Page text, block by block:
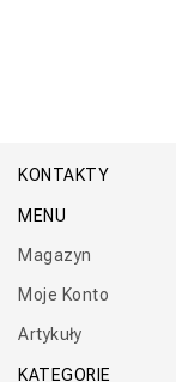
KONTAKTY
MENU
Magazyn
Moje Konto
Artykuły
KATEGORIE